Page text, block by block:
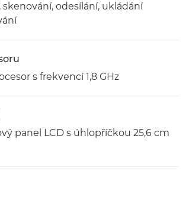
skenování, odesílání, ukládání
s frekvencí 1,8 GHz
panel LCD s úhlopříčkou 25,6 cm